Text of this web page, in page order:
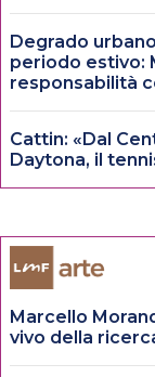
Degrado
periodo estivo:
responsabilità
Cattin: «Dal
Daytona, il
Marcello
vivo della